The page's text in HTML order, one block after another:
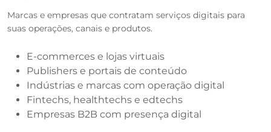
Marcas e empresas que contratam serviços digitais para
suas operações, canais e produtos.
E-commerces e lojas virtuais
Publishers e portais de conteúdo
Indústrias e marcas com operação digital
Fintechs, healthtechs e edtechs
Empresas B2B com presença digital